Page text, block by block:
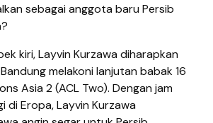
sebagai anggota baru Persib
kiri, Layvin Kurzawa diharapkan
melakoni lanjutan babak 16
Asia 2 (ACL Two). Dengan jam
di Eropa, Layvin Kurzawa